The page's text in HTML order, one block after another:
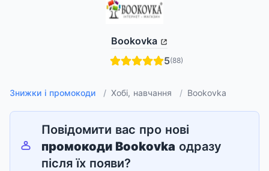
Bookovka
5(88)
Знижки і промокоди / Хобі, навчання / Bookovka
Повідомити вас про нові
промокоди Bookovka одразу
після їх появи?